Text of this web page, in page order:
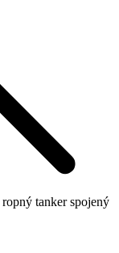
tanker spojený